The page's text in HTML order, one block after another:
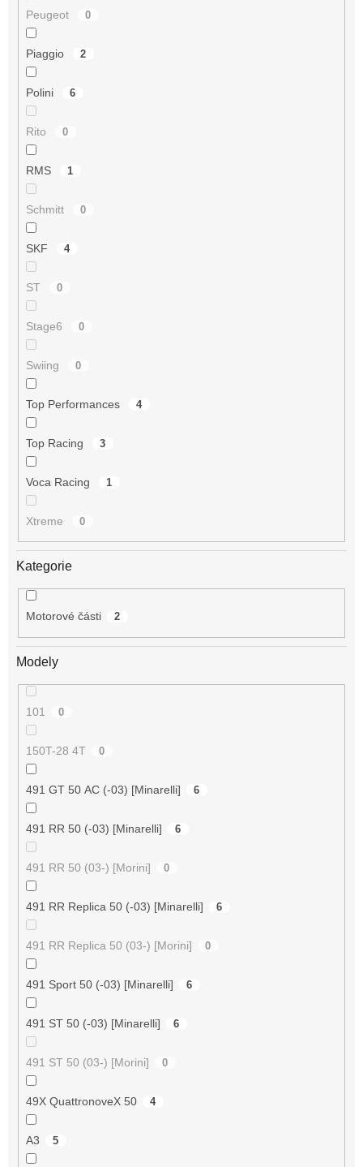
Peugeot 0
Piaggio 2
Polini 6
Rito 0
RMS 1
Schmitt 0
SKF 4
ST 0
Stage6 0
Swiing 0
Top Performances 4
Top Racing 3
Voca Racing 1
Xtreme 0
Kategorie
Motorové části 2
Modely
101 0
150T-28 4T 0
491 GT 50 AC (-03) [Minarelli] 6
491 RR 50 (-03) [Minarelli] 6
491 RR 50 (03-) [Morini] 0
491 RR Replica 50 (-03) [Minarelli] 6
491 RR Replica 50 (03-) [Morini] 0
491 Sport 50 (-03) [Minarelli] 6
491 ST 50 (-03) [Minarelli] 6
491 ST 50 (03-) [Morini] 0
49X QuattronoveX 50 4
A3 5